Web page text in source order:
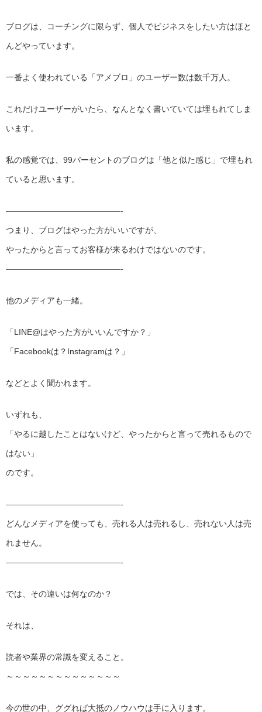
ブログは、コーチングに限らず、個人でビジネスをしたい方はほと
んどやっています。
一番よく使われている「アメブロ」のユーザー数は数千万人。
これだけユーザーがいたら、なんとなく書いていては埋もれてしま
います。
私の感覚では、99パーセントのブログは「他と似た感じ」で埋もれ
ていると思います。
——————————————-
つまり、ブログはやった方がいいですが、
やったからと言ってお客様が来るわけではないのです。
——————————————-
他のメディアも一緒。
「LINE@はやった方がいいんですか？」
「Facebookは？Instagramは？」
などとよく聞かれます。
いずれも、
「やるに越したことはないけど、やったからと言って売れるもので
はない」
のです。
——————————————-
どんなメディアを使っても、売れる人は売れるし、売れない人は売
れません。
——————————————-
では、その違いは何なのか？
それは、
読者や業界の常識を変えること。
～～～～～～～～～～～～～～
今の世の中、ググれば大抵のノウハウは手に入ります。